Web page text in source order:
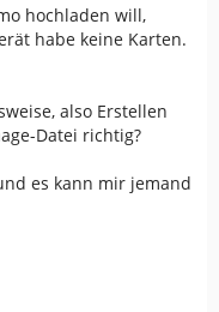
hochladen will,
habe keine Karten.
also Erstellen
Datei richtig?
es kann mir jemand